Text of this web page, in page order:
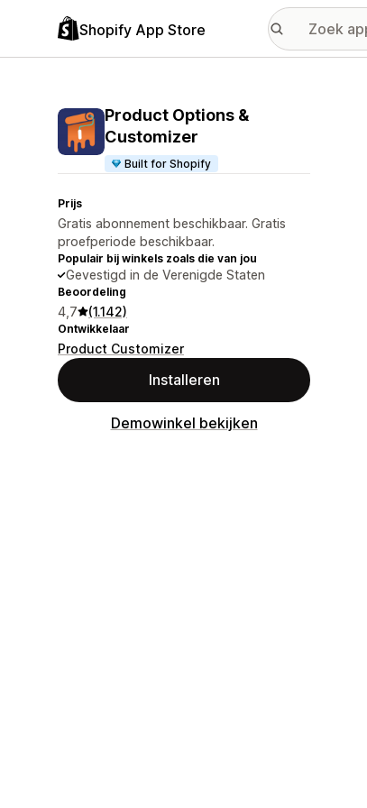
Shopify App Store
Product Options &
Customizer
Built for Shopify
Prijs
Gratis abonnement beschikbaar. Gratis
proefperiode beschikbaar.
Populair bij winkels zoals die van jou
Gevestigd in de Verenigde Staten
Beoordeling
4,7 (1.142)
Ontwikkelaar
Product Customizer
Installeren
Demowinkel bekijken